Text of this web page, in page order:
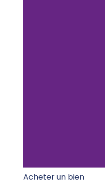
Acheter un bien